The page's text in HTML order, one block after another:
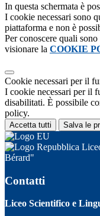
In questa schermata è
I cookie necessari sono
piattaforma e non è
Per conoscere quali
visionare la COOKIE
Cookie necessari per il
I cookie necessari per il
disabilitati. È possibile
policy.
Accetta tutti Salva le
Bérard"
Contatti
Liceo Scientifico e